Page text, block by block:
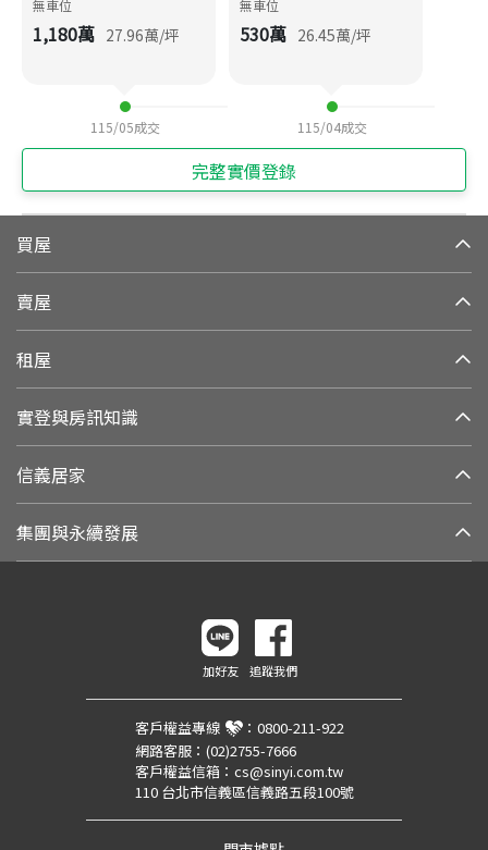
無車位
1,180萬 27.96萬/坪
115/05成交
無車位
530萬 26.45萬/坪
115/04成交
完整實價登錄
買屋
賣屋
租屋
實登與房訊知識
信義居家
集團與永續發展
加好友 追蹤我們
客戶權益專線 ： 0800-211-922
網路客服： (02)2755-7666
客戶權益信箱： cs@sinyi.com.tw
110 台北市信義區信義路五段100號